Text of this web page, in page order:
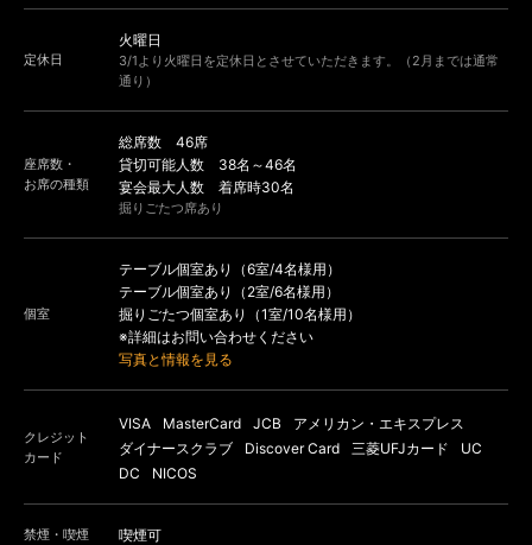
定休日
火曜日
3/1より火曜日を定休日とさせていただきます。（2月までは通常
通り）
座席数・
お席の種類
総席数 46席
貸切可能人数 38名～46名
宴会最大人数 着席時30名
掘りごたつ席あり
個室
テーブル個室あり（6室/4名様用）
テーブル個室あり（2室/6名様用）
掘りごたつ個室あり（1室/10名様用）
※詳細はお問い合わせください
写真と情報を見る
クレジット
カード
VISA MasterCard JCB
アメリカン・エキスプレス
ダイナースクラブ
Discover Card 三菱UFJカード
UC
DC
NICOS
禁煙・喫煙 喫煙可